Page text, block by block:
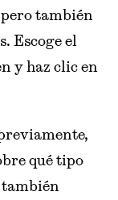
también
Escoge el
y haz clic en
qué tipo
también